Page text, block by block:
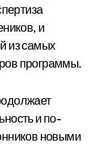
и
из самых
программы.
и по-
новыми